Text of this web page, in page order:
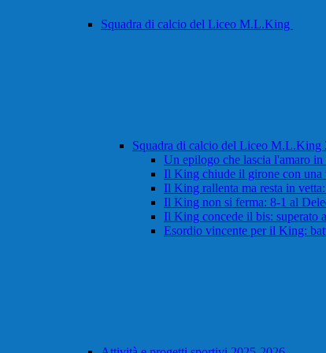
Squadra di calcio del Liceo M.L.King
Squadra di calcio del Liceo M.L.King
Un epilogo che lascia l'amaro
Il King chiude il girone con
Il King rallenta ma resta in
Il King non si ferma: 8-1 al
Il King concede il bis: superato
Esordio vincente per il King: